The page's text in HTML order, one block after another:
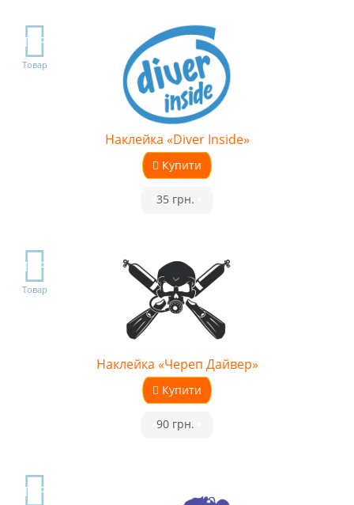
TOP
Товар
Наклейка «Diver Inside»
Купити
35 грн.
TOP
Товар
Наклейка «Череп Дайвер»
Купити
90 грн.
TOP